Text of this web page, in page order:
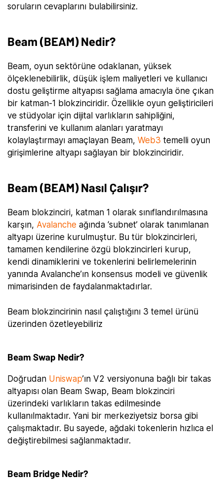
soruların cevaplarını bulabilirsiniz.
Beam (BEAM) Nedir?
Beam, oyun sektörüne odaklanan, yüksek
ölçeklenebilirlik, düşük işlem maliyetleri ve kullanıcı
dostu geliştirme altyapısı sağlama amacıyla öne çıkan
bir katman-1 blokzinciridir. Özellikle oyun geliştiricileri
ve stüdyolar için dijital varlıkların sahipliğini,
transferini ve kullanım alanları yaratmayı
kolaylaştırmayı amaçlayan Beam, Web3 temelli oyun
girişimlerine altyapı sağlayan bir blokzinciridir.
Beam (BEAM) Nasıl Çalışır?
Beam blokzinciri, katman 1 olarak sınıflandırılmasına
karşın, Avalanche ağında ‘subnet’ olarak tanımlanan
altyapı üzerine kurulmuştur. Bu tür blokzincirleri,
tamamen kendilerine özgü blokzincirleri kurup,
kendi dinamiklerini ve tokenlerini belirlemelerinin
yanında Avalanche’ın konsensus modeli ve güvenlik
mimarisinden de faydalanmaktadırlar.
Beam blokzincirinin nasıl çalıştığını 3 temel ürünü
üzerinden özetleyebiliriz
Beam Swap Nedir?
Doğrudan Uniswap’ın V2 versiyonuna bağlı bir takas
altyapısı olan Beam Swap, Beam blokzinciri
üzerindeki varlıkların takas edilmesinde
kullanılmaktadır. Yani bir merkeziyetsiz borsa gibi
çalışmaktadır. Bu sayede, ağdaki tokenlerin hızlıca el
değiştirebilmesi sağlanmaktadır.
Beam Bridge Nedir?